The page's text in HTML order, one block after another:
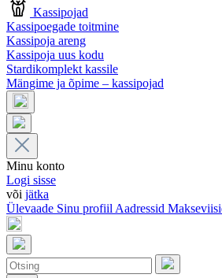
Kassipojad
Kassipoegade toitmine
Kassipoja areng
Kassipoja uus kodu
Stardikomplekt kassile
Mängime ja õpime – kassipojad
Minu konto
Logi sisse
või jätka
Ülevaade Sinu profiil Aadressid